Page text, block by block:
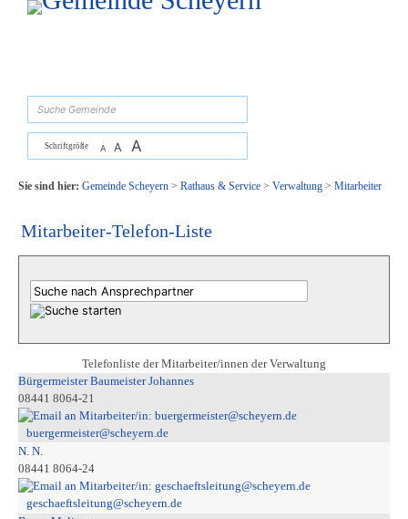
Zum Inhalt, zur Navigationoder zur Startseite springen.
Schriftgröße A A A
Sie sind hier: Gemeinde Scheyern> Rathaus & Service> Verwaltung> Mitarbeiter
Mitarbeiter-Telefon-Liste
Telefonliste der Mitarbeiter/innen der Verwaltung
Bürgermeister Baumeister Johannes
08441 8064-21
buergermeister@scheyern.de
N. N.
08441 8064-24
geschaeftsleitung@scheyern.de